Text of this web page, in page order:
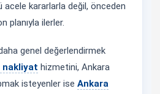
acele kararlarla değil, önceden
planıyla ilerler.
genel değerlendirmek
nakliyat hizmetini, Ankara
isteyenler ise Ankara